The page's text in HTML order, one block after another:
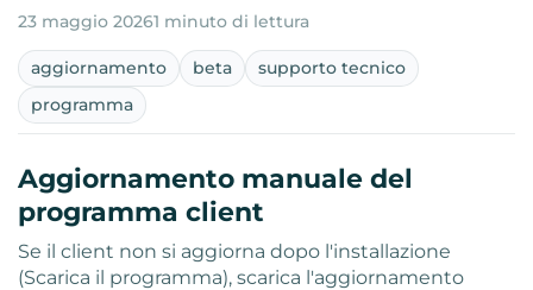
23 maggio 20261 minuto di lettura
aggiornamento beta
supporto tecnico
programma
Aggiornamento manuale del
programma client
Se il client non si aggiorna dopo l'installazione
(Scarica il programma), scarica l'aggiornamento